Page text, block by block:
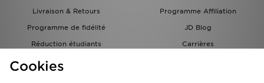
Livraison & Retours
Programme Affiliation
Programme de fidélité
JD Blog
Réduction étudiants
Carrières
Carte Cadeau
Cookies